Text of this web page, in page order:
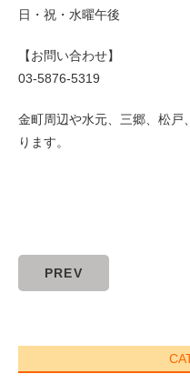
日・祝・水曜午後
【お問い合わせ】
03-5876-5319
金町周辺や水元、三郷、松戸
ります。
PREV